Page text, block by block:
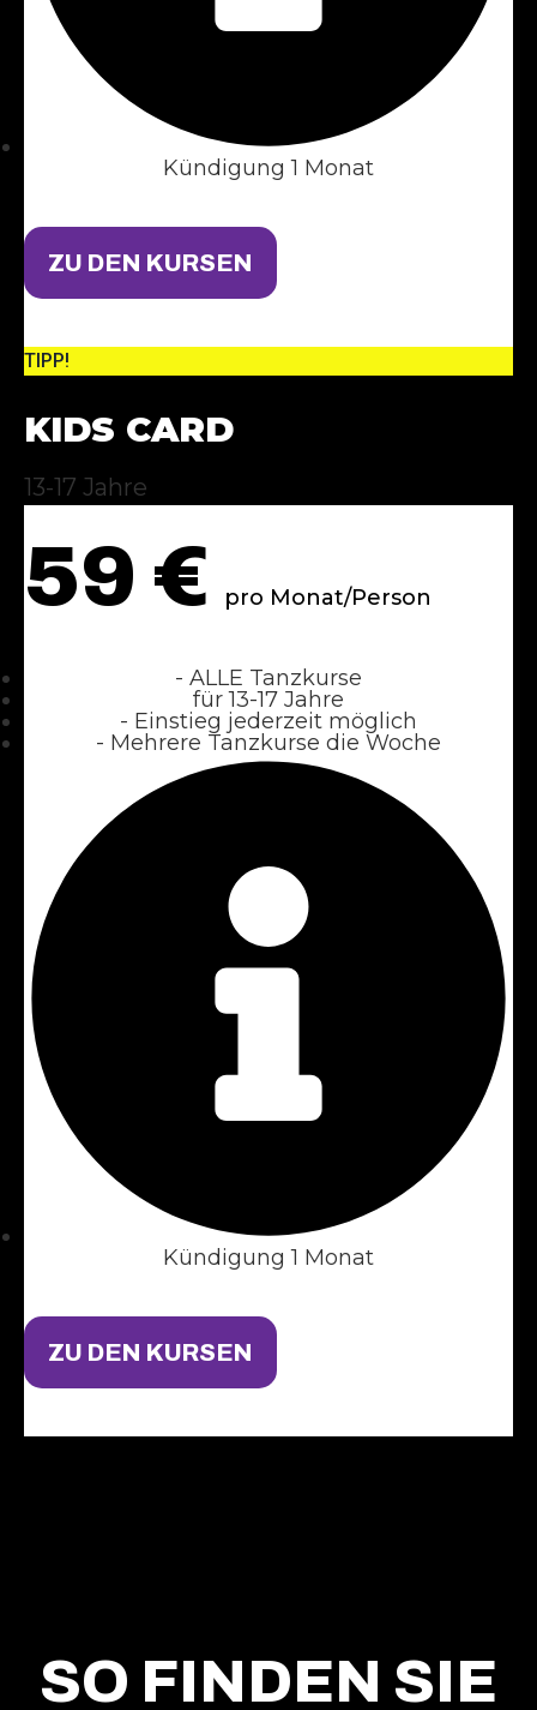
Kündigung 1 Monat
ZU DEN KURSEN
TIPP!
KIDS CARD
13-17 Jahre
59 € pro Monat/Person
- ALLE Tanzkurse
für 13-17 Jahre
- Einstieg jederzeit möglich
- Mehrere Tanzkurse die Woche
Kündigung 1 Monat
ZU DEN KURSEN
SO FINDEN SIE